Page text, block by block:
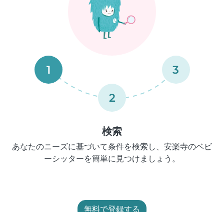
1
2
3
検索
あなたのニーズに基づいて条件を検索し、安楽寺のベビ
ーシッターを簡単に見つけましょう。
無料で登録する